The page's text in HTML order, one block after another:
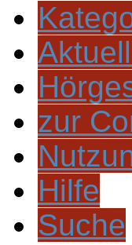
zur
Hilfe
Suche